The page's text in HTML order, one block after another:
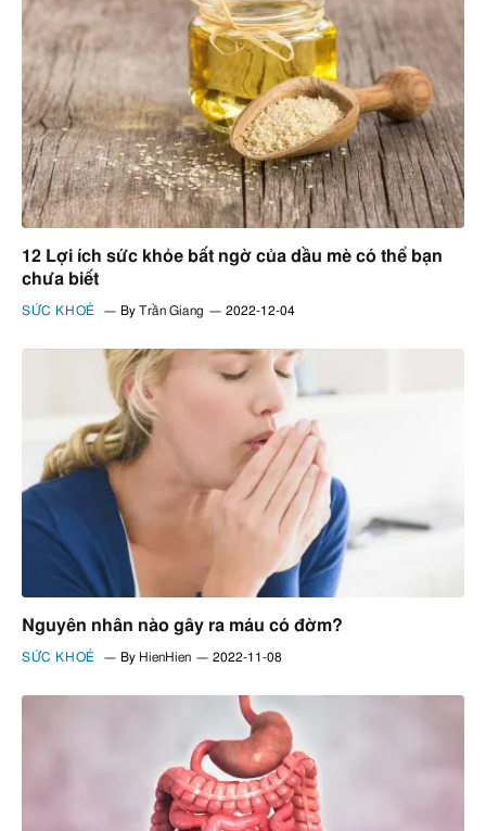
12 Lợi ích sức khỏe bất ngờ của dầu mè có thể bạn
chưa biết
SỨC KHOẺ By Trần Giang 2022-12-04
Nguyên nhân nào gây ra máu có đờm?
SỨC KHOẺ By HienHien 2022-11-08